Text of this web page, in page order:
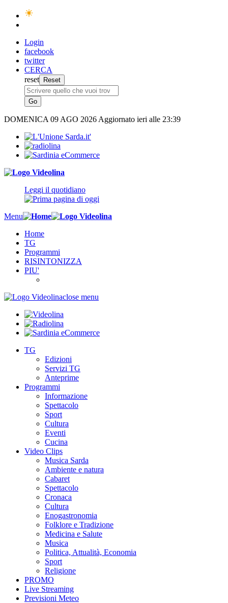
Login
facebook
twitter
CERCA
reset
DOMENICA 09 AGO 2026 Aggiornato ieri alle 23:39
Leggi il quotidiano
Menu
Home
TG
Programmi
RISINTONIZZA
PIU'
close menu
TG
Edizioni
Servizi TG
Anteprime
Programmi
Informazione
Spettacolo
Sport
Cultura
Eventi
Cucina
Video Clips
Musica Sarda
Ambiente e natura
Cabaret
Spettacolo
Cronaca
Cultura
Enogastronomia
Folklore e Tradizione
Medicina e Salute
Musica
Politica, Attualità, Economia
Sport
Religione
PROMO
Live Streaming
Previsioni Meteo